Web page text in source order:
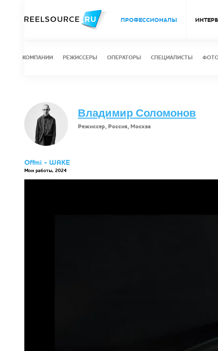
ПРОФЕССИОНАЛЫ
КОМПАНИИ РЕЖИССЕРЫ ОПЕРАТОРЫ СПЕЦИАЛИСТЫ
Владимир Соломонов
Режиссер, Россия, Москва
Offmi - WAKE
Мои работы, 2024